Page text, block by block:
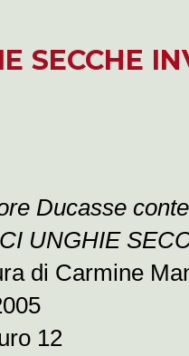
SECCHE
Ducasse
UNGHIE
di Carmine
12